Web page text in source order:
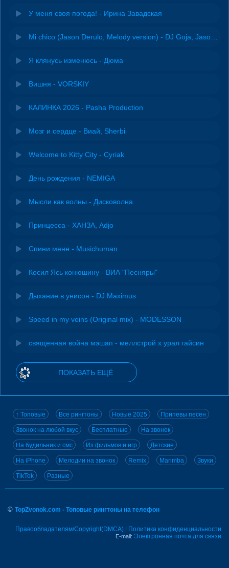
У меня своя погода! - Ирина Завадская
Я клянусь изменюсь - Дюма
Вишня - VORSKIY
КАЛИНКА 2026 - Pasha Production
Мозг и сердце - Виай, Sherbi
Welcome to Kitty City - Cyriak
День рождения - NEMIGA
Мысли как волны - Дисковолна
Принцесса - ХАНЗА, Adjo
Спини мене - Musichuman
Косил Ясь конюшину - ВИА "Песняры"
Дыхание в унисон - DJ Maximus
Speed in my veins (Original mix) - MODESSON
священная война мэшап - меллстрой х урал гайсин
ПОКАЗАТЬ ЕЩЁ
↑ Топовые Все рингтоны Новые 2025 Припевы песен
Звонок на любой вкус Бесплатные На звонок
На будильник и смс Из фильмов и игр Детские
На iPhone Мелодии на звонок Remix Marimba Звуки
TikTok Разные
© TopZvonok.com - Топовые рингтоны на телефон
Правообладателям/Copyright(DMCA) | Политика конфиденциальности
E-mail: Электронная почта для связи